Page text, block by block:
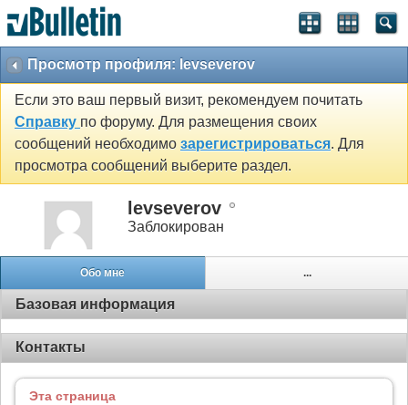
Просмотр профиля: levseverov
Если это ваш первый визит, рекомендуем почитать
Справку по форуму. Для размещения своих
сообщений необходимо зарегистрироваться. Для
просмотра сообщений выберите раздел.
levseverov
Заблокирован
Обо мне ...
Базовая информация
Контакты
Эта страница